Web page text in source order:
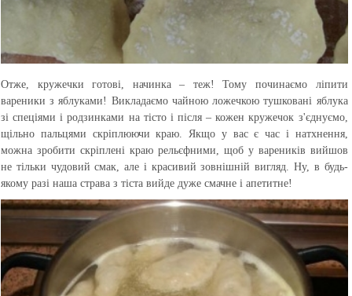
Отже, кружечки готові, начинка – теж! Тому починаємо ліпити
вареники з яблуками! Викладаємо чайною ложечкою тушковані яблука
зі спеціями і родзинками на тісто і після – кожен кружечок з'єднуємо,
щільно пальцями скріплюючи краю. Якщо у вас є час і натхнення,
можна зробити скріплені краю рельєфними, щоб у вареників вийшов
не тільки чудовий смак, але і красивий зовнішній вигляд. Ну, в будь-
якому разі наша страва з тіста вийде дуже смачне і апетитне!